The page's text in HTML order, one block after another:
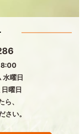
水曜日
日
、
さい。